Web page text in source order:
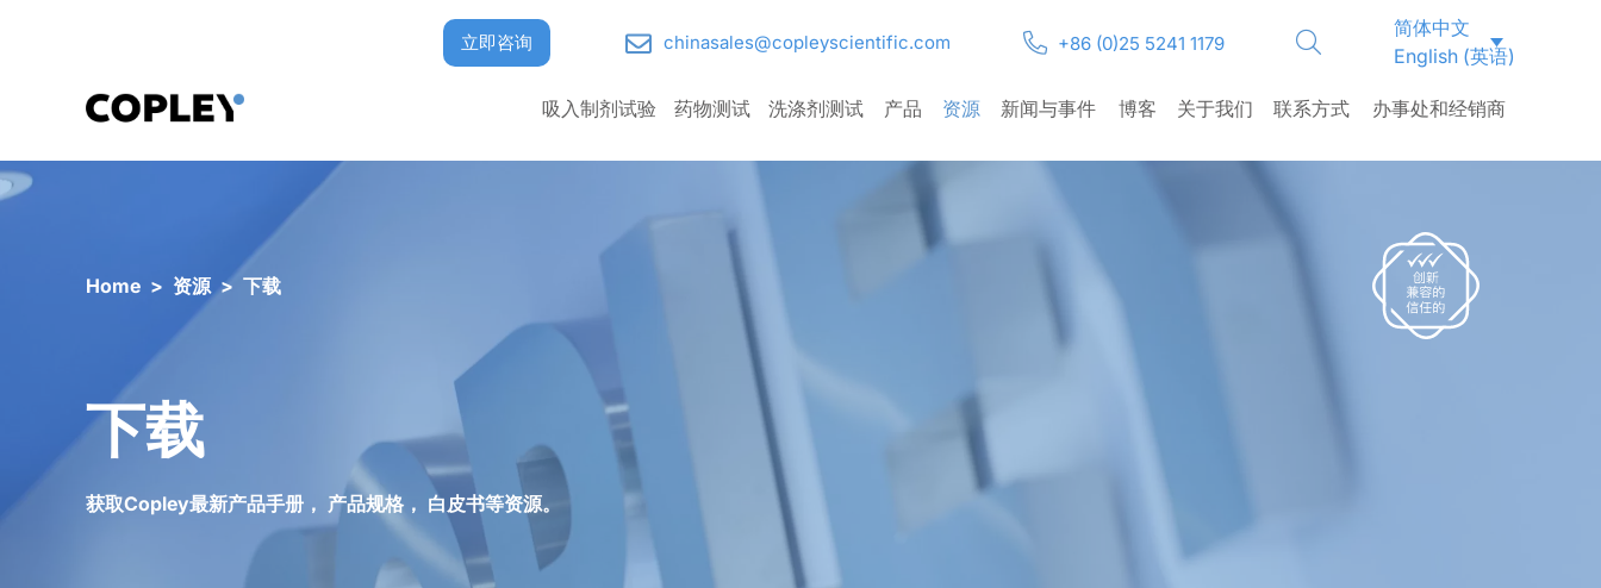
简体中文
English (英语)
chinasales@copleyscientific.com +86 (0)25 5241 1179
立即咨询
吸入制剂试验 药物测试 洗涤剂测试 产品 资源 新闻与事件 博客 关于我们 联系方式 办事处和经销商
Home > 资源 > 下载
下载
获取Copley最新产品手册， 产品规格， 白皮书等资源。